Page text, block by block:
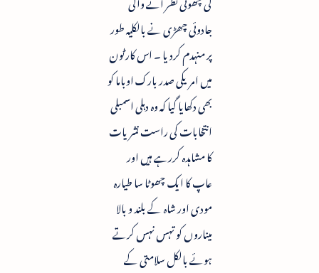
جادوئی چھڑی نے بالکلیہ طور
پر منہدم کردیا ۔ اس کارٹون
میں امریکی صدر بارک اوباما کو
بھی دکھایا گیا کہ وہ دہلی اسمبلی
انتخابات کی راست نشریات
کا مشاہدہ کررہے ہیں اور
عاپ کا ایک چھوٹا سا طیارہ
مودی اور شاہ کے بلند و بالا
میناروں کو تہس نہس کرتے
ہوئے بالکل سلامتی کے